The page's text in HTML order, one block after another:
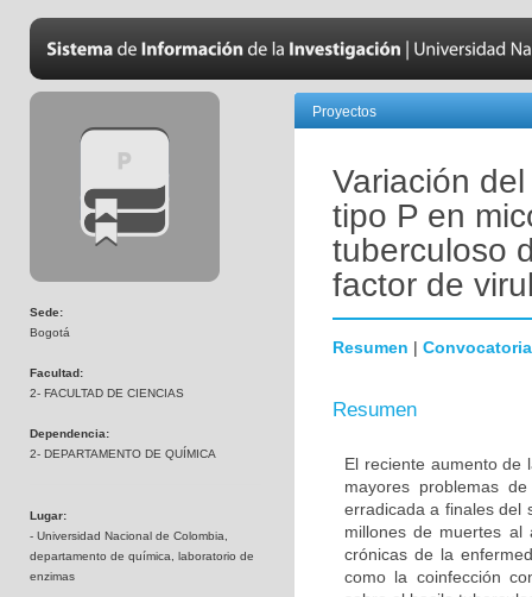
Sede:
Bogotá
Facultad:
2- FACULTAD DE CIENCIAS
Dependencia:
2- DEPARTAMENTO DE QUÍMICA
Lugar:
- Universidad Nacional de Colombia,
departamento de química, laboratorio de
enzimas
Proyectos
Variación
tipo P en
tuberculoso
factor de
Resumen | Convocatoria
Resumen
El reciente aumento de
mayores problemas
erradicada a finales del
millones de muertes al
crónicas de la
como la coinfección